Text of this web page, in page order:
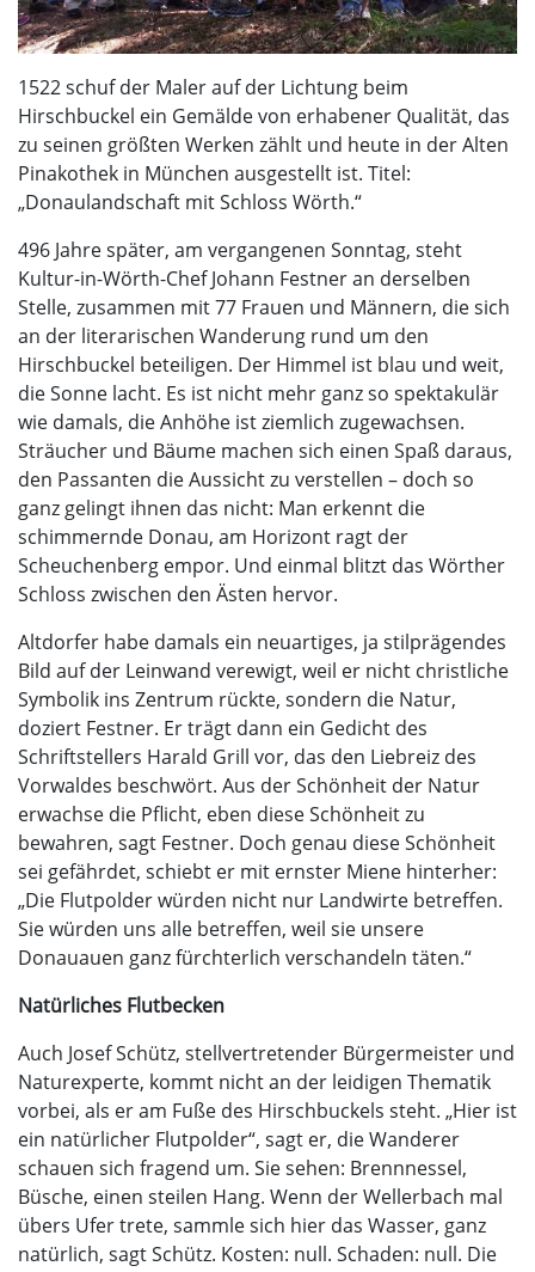
1522 schuf der Maler auf der Lichtung beim
Hirschbuckel ein Gemälde von erhabener Qualität, das
zu seinen größten Werken zählt und heute in der Alten
Pinakothek in München ausgestellt ist. Titel:
„Donaulandschaft mit Schloss Wörth.“
496 Jahre später, am vergangenen Sonntag, steht
Kultur-in-Wörth-Chef Johann Festner an derselben
Stelle, zusammen mit 77 Frauen und Männern, die sich
an der literarischen Wanderung rund um den
Hirschbuckel beteiligen. Der Himmel ist blau und weit,
die Sonne lacht. Es ist nicht mehr ganz so spektakulär
wie damals, die Anhöhe ist ziemlich zugewachsen.
Sträucher und Bäume machen sich einen Spaß daraus,
den Passanten die Aussicht zu verstellen – doch so
ganz gelingt ihnen das nicht: Man erkennt die
schimmernde Donau, am Horizont ragt der
Scheuchenberg empor. Und einmal blitzt das Wörther
Schloss zwischen den Ästen hervor.
Altdorfer habe damals ein neuartiges, ja stilprägendes
Bild auf der Leinwand verewigt, weil er nicht christliche
Symbolik ins Zentrum rückte, sondern die Natur,
doziert Festner. Er trägt dann ein Gedicht des
Schriftstellers Harald Grill vor, das den Liebreiz des
Vorwaldes beschwört. Aus der Schönheit der Natur
erwachse die Pflicht, eben diese Schönheit zu
bewahren, sagt Festner. Doch genau diese Schönheit
sei gefährdet, schiebt er mit ernster Miene hinterher:
„Die Flutpolder würden nicht nur Landwirte betreffen.
Sie würden uns alle betreffen, weil sie unsere
Donauauen ganz fürchterlich verschandeln täten.“
Natürliches Flutbecken
Auch Josef Schütz, stellvertretender Bürgermeister und
Naturexperte, kommt nicht an der leidigen Thematik
vorbei, als er am Fuße des Hirschbuckels steht. „Hier ist
ein natürlicher Flutpolder“, sagt er, die Wanderer
schauen sich fragend um. Sie sehen: Brennnessel,
Büsche, einen steilen Hang. Wenn der Wellerbach mal
übers Ufer trete, sammle sich hier das Wasser, ganz
natürlich, sagt Schütz. Kosten: null. Schaden: null. Die